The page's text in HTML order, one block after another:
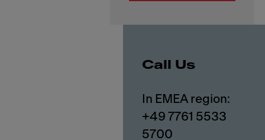
Call Us
In EMEA region:
+49 7761 5533
5700